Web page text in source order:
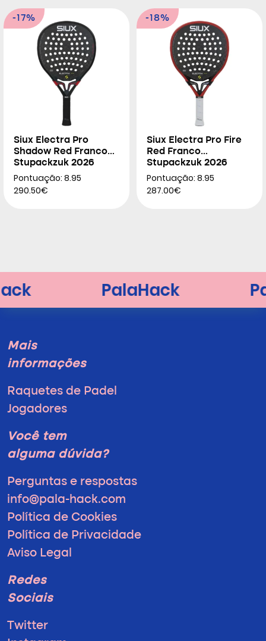
-17%
Siux Electra Pro
Shadow Red Franco
Stupackzuk 2026
Pontuação: 8.95
290.50€
-18%
Siux Electra Pro Fire
Red Franco
Stupackzuk 2026
Pontuação: 8.95
287.00€
Mais
informações
Raquetes de Padel
Jogadores
Você tem
alguma dúvida?
Perguntas e respostas
info@pala-hack.com
Política de Cookies
Política de Privacidade
Aviso Legal
Redes
Sociais
Twitter